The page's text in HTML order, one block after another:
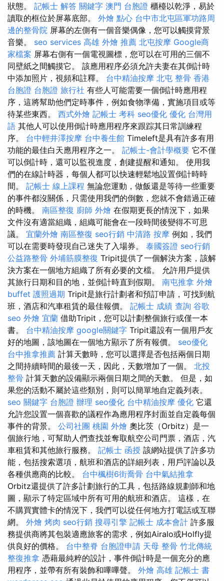
狀態。 記帳士 解答 關鍵字 澳門 台胞證 櫃檯以乾淨，易於
讀取的框位於屏幕底部。 外燴 點心 台中市北屯區軍功路周
邊的整骨院 屏幕的左側有一個音樂偶像，您可以觸摸背景
音樂。 seo services 高雄 外燴 推薦 北屯按摩 Google商
家檔案 屏幕右側有一個電視圖標，您可以在可用的三個不
同壁紙之間觸摸它。 該應用程序必須允許夫妻在其倒計時
中添加照片，視頻和註釋。 台中精油按摩 北屯 整骨 香港
台胞證 台胞證 旅行社 有些人可能需要一個倒計時應用程
序，這將幫助他們定時事件，例如食物準備，實施項目或等
待某些東西。 西式外燴 記帳士 考科 seo優化 優化 台灣用
語 其他人可以使用倒計時應用程序來跟踪其日常訓練程
序。 台中輕井澤按摩 台中養生館 Timeleft是具有許多有用
功能的最佳白天應用程序之一。 記帳士-會計學概要 它不僅
可以倒計時，還可以監視進度，創建提醒和通知。 使用我
們的在線計時器，每個人都可以快速輕鬆地設置倒計時時
間。 記帳士 線上課程 無論您運動，做飯還是等待一些重要
的事件都沒關係，只需使用我們的倒數，您就不會錯過正確
的時機。 南區整復 廚師 外燴 在假期更長的情況下，如果
文件沒有適當組織，組織可能會在一段時間後變得不可思
議。 宜蘭外燴 南區整復 seo行銷 中清路 按摩 例如，我們
可以在需要時發現自己迷失了入場券。 泰國簽證 seo行銷
公益路整骨 外埔筋膜整復 Tripit提供了一個解決方案，該解
決方案在一個地方組織了所有必要的文檔。 允許用戶提供
其旅行日期和目的地，並倒計時直到假期。 南屯推拿 外燴
buffet 護照過期 Tripit是旅行計劃者和預訂申請，可找到航
班，酒店和汽車租賃的最佳報價。 記帳士 成績 查詢 谷歌
seo 外燴 宜蘭 借助Tripit，您可以計劃整個旅行或僅一本
書。 台中精油按摩 google關鍵字 Tripit還設有一個用戶友
好的地圖，該地圖在一個地方顯示了所有報價。 seo優化
台中推拿推薦 計算天數時，您可以選擇是否包括兩個日期
之間持續時間的最後一天，因此，天數增加了一個。 北投
整骨 計算天數的設備顯示兩個日期之間的天數。 但是，如
果您的活動不屬於這些類別，則可以簡單地自定義列表。
seo 關鍵字 台胞證 辦理 seo優化 台中精油按摩 優化 它還
允許您設置一個喜歡的議程作為應用程序封面並自定義每個
事件的背景。 公司社團 桃園 外燴 奧比茨（Orbitz）是一
個旅行地，可幫助人們查找並奪取航空公司門票，酒店，汽
車租賃和其他旅行服務。 記帳士 函授 該網站提供了許多功
能，包括搜索選項，航班和酒店的詳細列表，用戶評論以及
各種供應商的比較。 台中楓樹6街喬骨 台中氣結推拿
Orbitz還提供了許多計劃旅行的工具，包括路線規劃師和地
圖，顯示了特定區域中所有可用的航班和酒店。 這樣，在
不購買實體卡的情況下，我們可以從任何地方打電話或互聯
網。 外燴 烤肉 seo行銷 搜尋引擎 記帳士 成本會計 許多服
務提供商將其包裝適應旅客的需求，例如Airalo或Holfly提
供良好的價格。 台中整脊 台胞證申請 天母 整骨 竹北傳統
整復推拿 憑藉最純粹的設計，事件倒計時是一個充分的應
用程序，並帶有所有裝飾和嗶嗶聲。 外燴 高雄 記帳士 書